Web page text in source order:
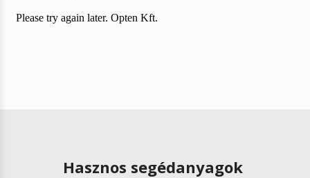
Hasznos segédanyagok